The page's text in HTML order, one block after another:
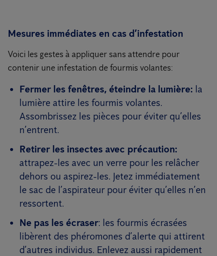
Mesures immédiates en cas d’infestation
Voici les gestes à appliquer sans attendre pour
contenir une infestation de fourmis volantes:
Fermer les fenêtres, éteindre la lumière: la
lumière attire les fourmis volantes.
Assombrissez les pièces pour éviter qu’elles
n’entrent.
Retirer les insectes avec précaution:
attrapez-les avec un verre pour les relâcher
dehors ou aspirez-les. Jetez immédiatement
le sac de l’aspirateur pour éviter qu’elles n’en
ressortent.
Ne pas les écraser: les fourmis écrasées
libèrent des phéromones d’alerte qui attirent
d’autres individus. Enlevez aussi rapidement